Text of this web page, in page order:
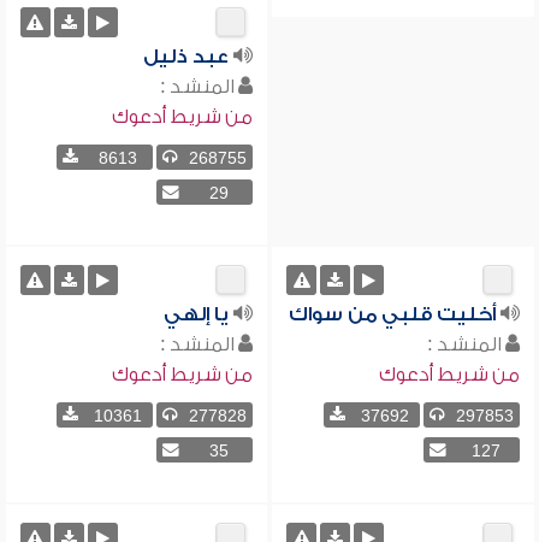
عبد ذليل
المنشد :
من شريط أدعوك
268755
8613
29
أخليت قلبي من سواك
المنشد :
من شريط أدعوك
297853
37692
127
يا إلهي
المنشد :
من شريط أدعوك
277828
10361
35